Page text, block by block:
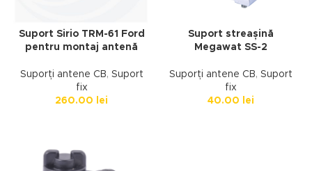
Suport Sirio TRM-61 Ford
pentru montaj antenă
Suporți antene CB, Suport
fix
260.00
lei
Suport streașină
Megawat SS-2
Suporți antene CB, Suport
fix
40.00
lei